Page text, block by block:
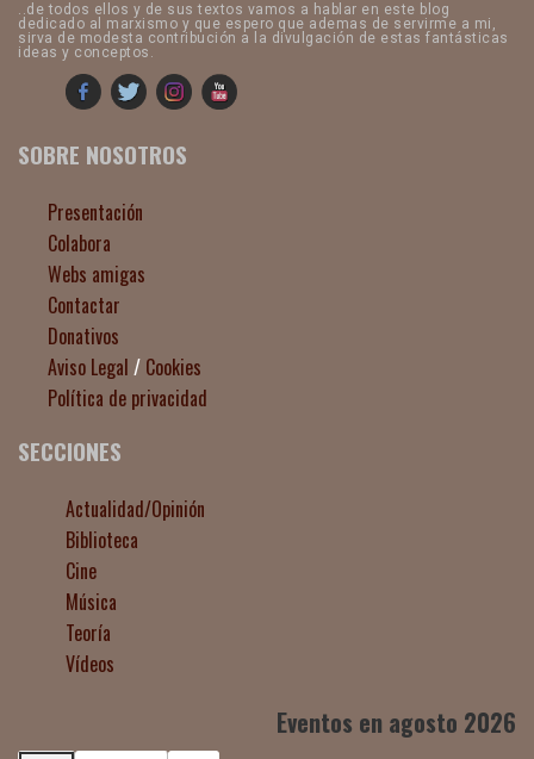
..de todos ellos y de sus textos vamos a hablar en este blog
dedicado al marxismo y que espero que ademas de servirme a mi,
sirva de modesta contribución a la divulgación de estas fantásticas
ideas y conceptos.
SOBRE NOSOTROS
Presentación
Colabora
Webs amigas
Contactar
Donativos
Aviso Legal / Cookies
Política de privacidad
SECCIONES
Actualidad/Opinión
Biblioteca
Cine
Música
Teoría
Vídeos
Eventos en agosto 2026